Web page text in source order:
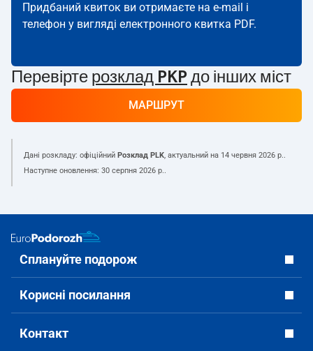
Придбаний квиток ви отримаєте на e-mail і
телефон у вигляді електронного квитка PDF.
Перевірте розклад PKP до інших міст
МАРШРУТ
Дані розкладу: офіційний Розклад PLK, актуальний на 14 червня 2026 р..
Наступне оновлення: 30 серпня 2026 р..
Сплануйте подорож
Корисні посилання
Контакт